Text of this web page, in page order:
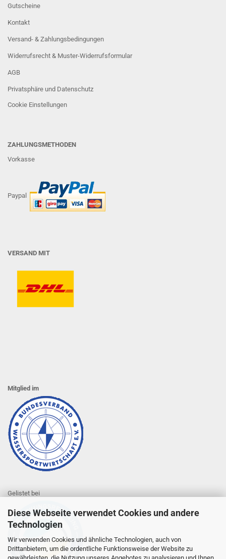
Diese Webseite verwendet Cookies und andere
Technologien
Wir verwenden Cookies und ähnliche Technologien, auch von
Drittanbietern, um die ordentliche Funktionsweise der Website zu
Gutscheine
Kontakt
Versand- & Zahlungsbedingungen
Widerrufsrecht & Muster-Widerrufsformular
AGB
Privatsphäre und Datenschutz
Cookie Einstellungen
ZAHLUNGSMETHODEN
Vorkasse
Paypal
VERSAND MIT
Mitglied im
Gelistet bei